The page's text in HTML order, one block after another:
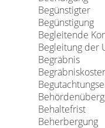
Begünstigter
Begünstigung
Begleitende
Begleitung der
Begräbnis
Behaltefrist
Beherbergung